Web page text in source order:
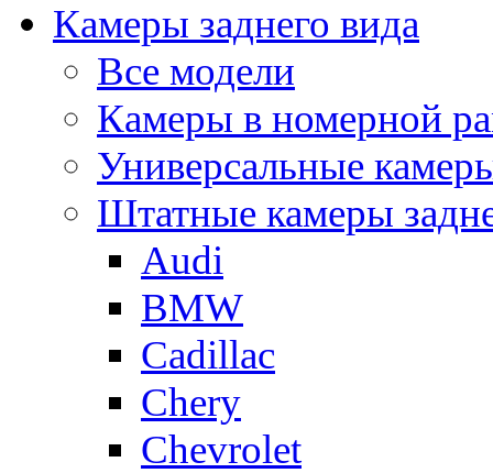
Камеры заднего вида
Все модели
Камеры в номерной
Универсальные
Штатные камеры
Audi
BMW
Cadillac
Chery
Chevrolet